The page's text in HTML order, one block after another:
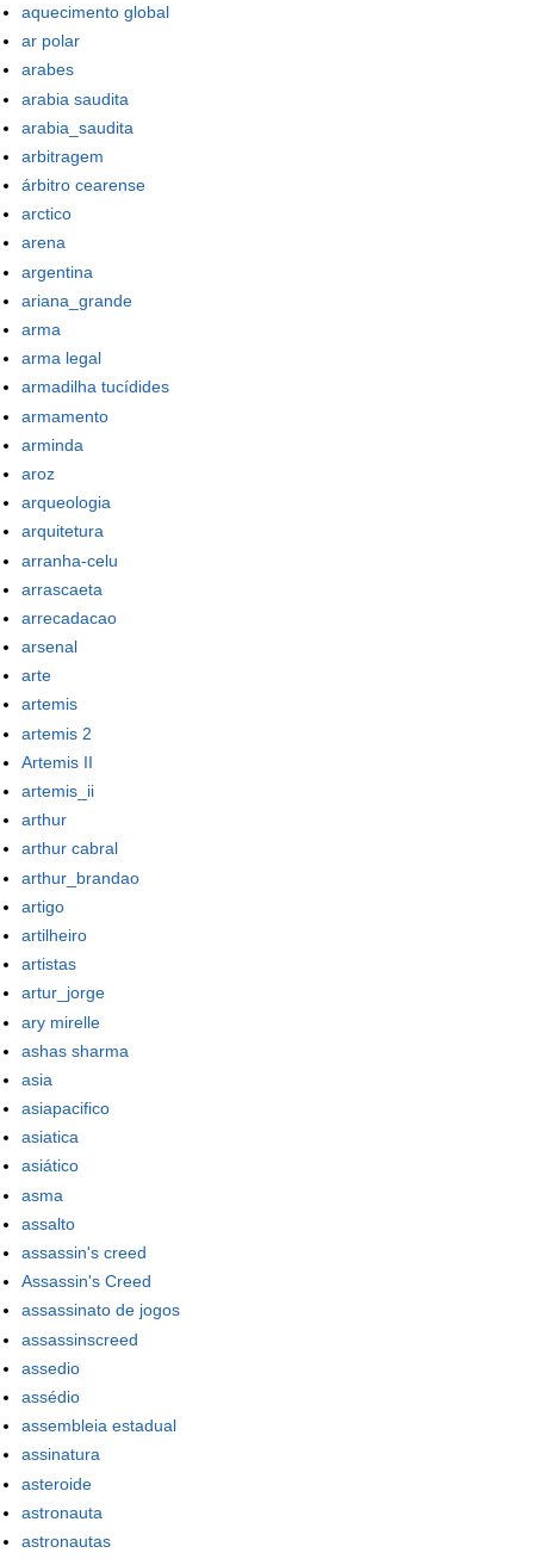
aquecimento global
ar polar
arabes
arabia saudita
arabia_saudita
arbitragem
árbitro cearense
arctico
arena
argentina
ariana_grande
arma
arma legal
armadilha tucídides
armamento
arminda
aroz
arqueologia
arquitetura
arranha-celu
arrascaeta
arrecadacao
arsenal
arte
artemis
artemis 2
Artemis II
artemis_ii
arthur
arthur cabral
arthur_brandao
artigo
artilheiro
artistas
artur_jorge
ary mirelle
ashas sharma
asia
asiapacifico
asiatica
asiático
asma
assalto
assassin's creed
Assassin's Creed
assassinato de jogos
assassinscreed
assedio
assédio
assembleia estadual
assinatura
asteroide
astronauta
astronautas